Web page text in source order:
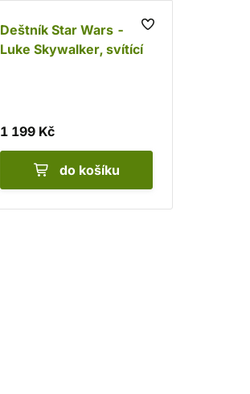
Deštník Star Wars -
Luke Skywalker, svítící
1 199 Kč
do košíku